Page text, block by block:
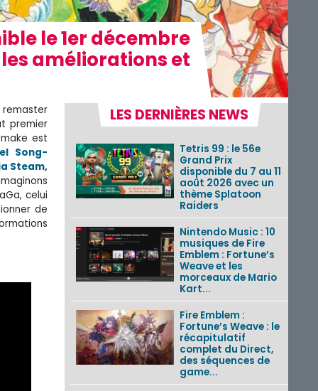
le 1er décembre
les améliorations et
premier
est
Song-
Steam,
celui
de
LES DERNIÈRES NEWS
Tetris 99 : le 56e
Grand Prix
disponible du 7 au 11
août 2026 avec un
thème Splatoon
Raiders
Nintendo Music : 10
musiques de Fire
Emblem : Fortune’s
Weave et les
morceaux de Mario
Kart...
Fire Emblem :
Fortune’s Weave : le
récapitulatif
complet du Direct,
des séquences de
game...